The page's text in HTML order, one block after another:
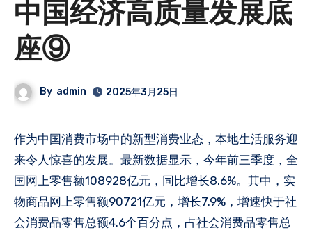
中国经济高质量发展底
座⑨
By admin 2025年3月25日
作为中国消费市场中的新型消费业态，本地生活服务迎
来令人惊喜的发展。最新数据显示，今年前三季度，全
国网上零售额108928亿元，同比增长8.6%。其中，实
物商品网上零售额90721亿元，增长7.9%，增速快于社
会消费品零售总额4.6个百分点，占社会消费品零售总